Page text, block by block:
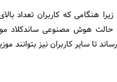
هنگامی ‌که کاربران تعداد
حالت هوش مصنوعی ساندکلاد
تا سایر کاربران نیز بتوانند